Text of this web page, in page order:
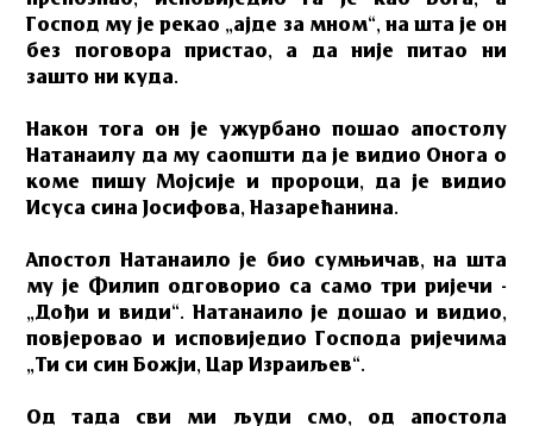
Господ му је рекао „ајде за мном“, на шта је он
без поговора пристао, а да није питао ни
зашто ни куда.
Након тога он је ужурбано пошао апостолу
Натанаилу да му саопшти да је видио Онога о
коме пишу Мојсије и пророци, да је видио
Исуса сина Јосифова, Назарећанина.
Апостол Натанаило је био сумњичав, на шта
му је Филип одговорио са само три ријечи -
„Дођи и види“. Натанаило је дошао и видио,
повјеровао и исповиједио Господа ријечима
„Ти си син Божји, Цар Израиљев“.
Од тада сви ми људи смо, од апостола